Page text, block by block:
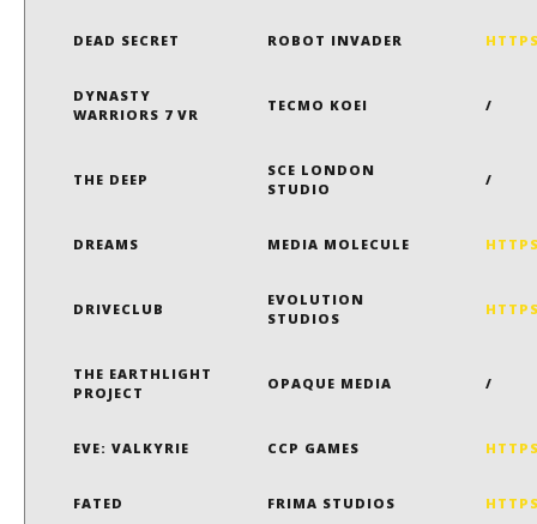
DEAD SECRET ROBOT INVADER
DYNASTY
WARRIORS 7 VR
TECMO KOEI /
THE DEEP
SCE LONDON
STUDIO
/
DREAMS MEDIA MOLECULE
DRIVECLUB
EVOLUTION
STUDIOS
THE EARTHLIGHT
PROJECT
OPAQUE MEDIA /
EVE: VALKYRIE CCP GAMES
FATED FRIMA STUDIOS